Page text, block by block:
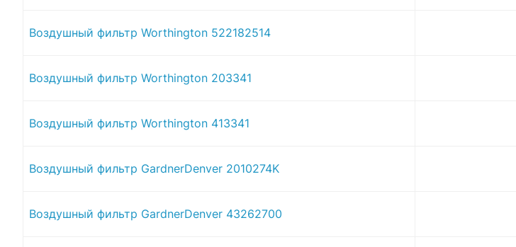
Воздушный фильтр Worthington 522182514
Воздушный фильтр Worthington 203341
Воздушный фильтр Worthington 413341
Воздушный фильтр GardnerDenver 2010274K
Воздушный фильтр GardnerDenver 43262700